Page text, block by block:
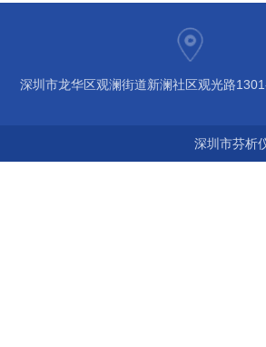
深圳市龙华区观澜街道新澜社区观光路
深圳市芬析